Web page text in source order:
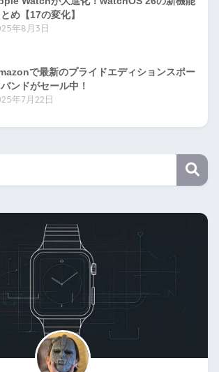
とめ【17の変化】
年8月3日
で最新のプライドエディションスポー
ンドがセール中！
年7月22日